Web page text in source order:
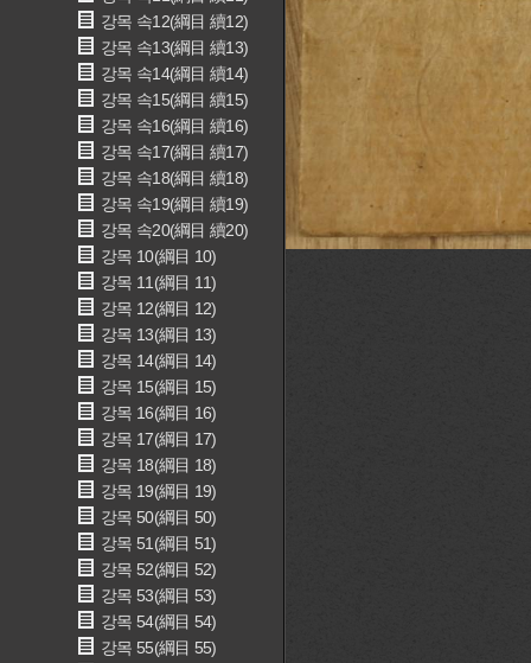
강목 속12(綱目 續12)
강목 속13(綱目 續13)
강목 속14(綱目 續14)
강목 속15(綱目 續15)
강목 속16(綱目 續16)
강목 속17(綱目 續17)
강목 속18(綱目 續18)
강목 속19(綱目 續19)
강목 속20(綱目 續20)
강목 10(綱目 10)
강목 11(綱目 11)
강목 12(綱目 12)
강목 13(綱目 13)
강목 14(綱目 14)
강목 15(綱目 15)
강목 16(綱目 16)
강목 17(綱目 17)
강목 18(綱目 18)
강목 19(綱目 19)
강목 50(綱目 50)
강목 51(綱目 51)
강목 52(綱目 52)
강목 53(綱目 53)
강목 54(綱目 54)
강목 55(綱目 55)